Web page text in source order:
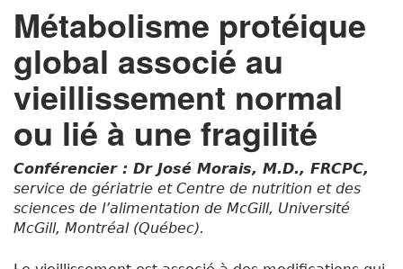
Métabolisme protéique
global associé au
vieillissement normal
ou lié à une fragilité
Conférencier : Dr José Morais, M.D., FRCPC,
service de gériatrie et Centre de nutrition et des
sciences de l’alimentation de McGill, Université
McGill, Montréal (Québec).